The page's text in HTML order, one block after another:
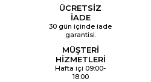
ÜCRETSİZ
İADE
30 gün içinde iade
garantisi.
MÜŞTERİ
HİZMETLERİ
Hafta içi 09:00-
18:00